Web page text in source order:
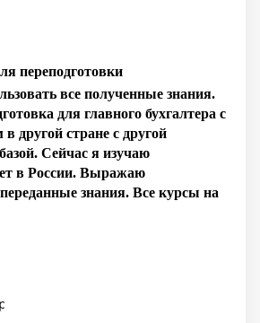
переподготовки
все полученные знания.
для главного бухгалтера с
другой стране с другой
Сейчас я изучаю
в России. Выражаю
переданные знания. Все курсы на